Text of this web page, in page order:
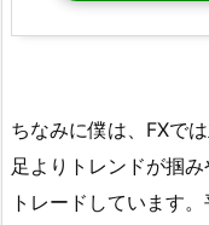
ちなみに僕は、FXで
足よりトレンドが掴
トレードしています